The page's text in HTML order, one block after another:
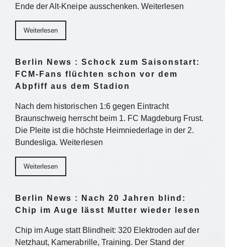
Ende der Alt-Kneipe ausschenken. Weiterlesen
Weiterlesen
Berlin News : Schock zum Saisonstart:
FCM-Fans flüchten schon vor dem
Abpfiff aus dem Stadion
Nach dem historischen 1:6 gegen Eintracht
Braunschweig herrscht beim 1. FC Magdeburg Frust.
Die Pleite ist die höchste Heimniederlage in der 2.
Bundesliga. Weiterlesen
Weiterlesen
Berlin News : Nach 20 Jahren blind:
Chip im Auge lässt Mutter wieder lesen
Chip im Auge statt Blindheit: 320 Elektroden auf der
Netzhaut, Kamerabrille, Training. Der Stand der